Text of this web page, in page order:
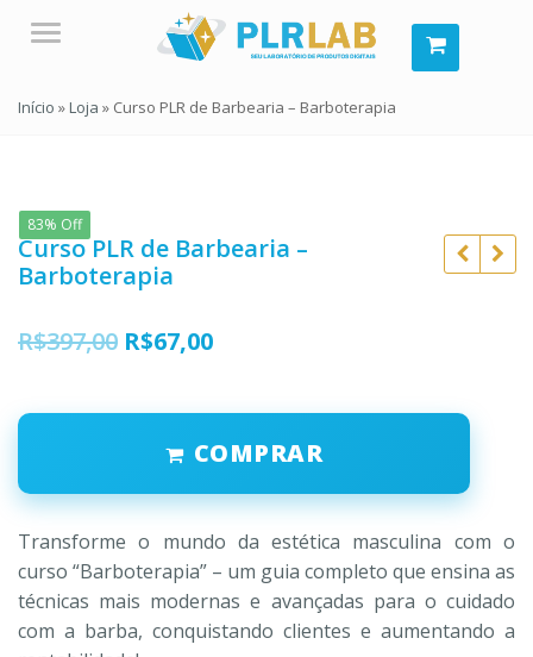
Menu
Início »Loja » Curso PLR de Barbearia – Barboterapia
83% Off
Curso PLR de Barbearia –
Barboterapia
R$397,00 O
original
era:
R$397,00.
R$67,00O
atual
é:
R$67,00.
COMPRAR
Transforme o mundo da estética masculina com o
curso “Barboterapia” – um guia completo que ensina as
técnicas mais modernas e avançadas para o cuidado
com a barba, conquistando clientes e aumentando a